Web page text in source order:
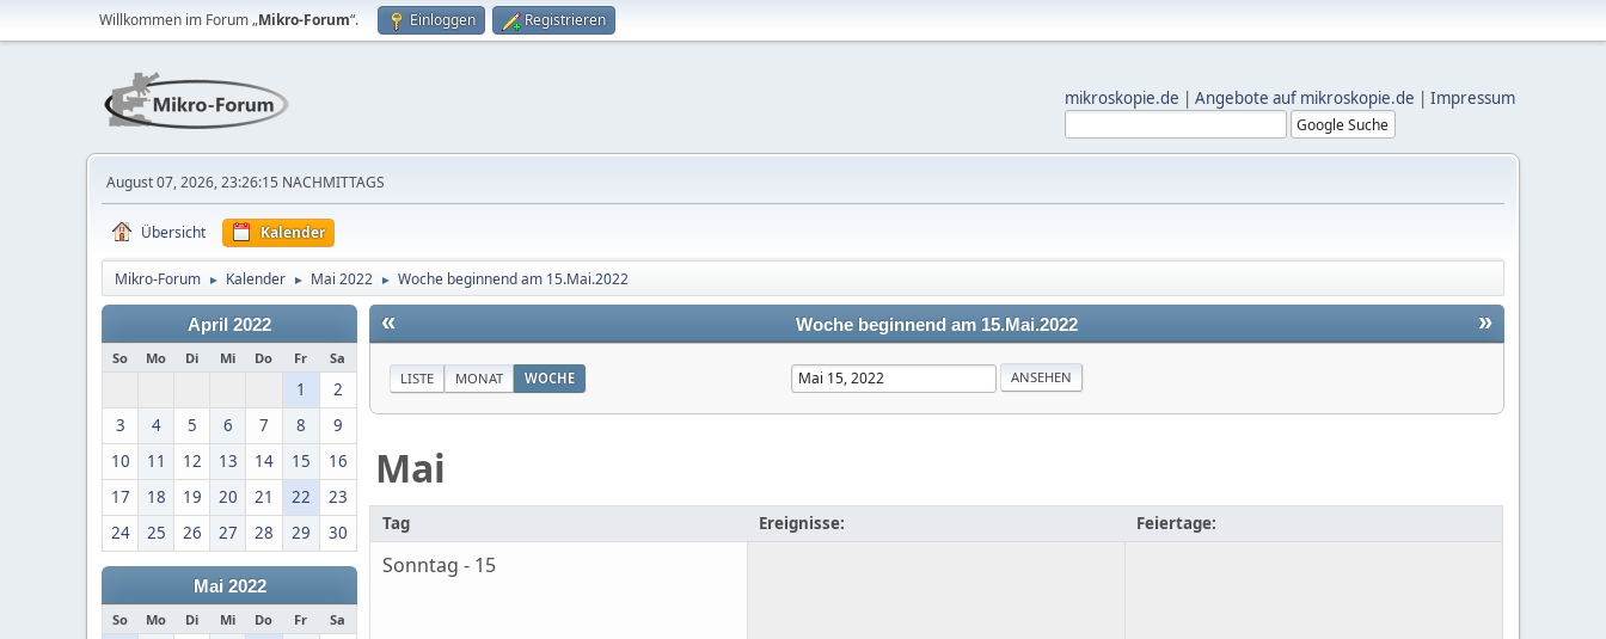
Willkommen im Forum „Mikro-Forum“. Einloggen Registrieren
mikroskopie.de | Angebote auf mikroskopie.de | Impressum
August 07, 2026, 23:26:15 NACHMITTAGS
Übersicht Kalender
Mikro-Forum ► Kalender ► Mai 2022 ► Woche beginnend am 15.Mai.2022
April 2022
So Mo Di Mi Do Fr Sa
1
2
3
4 5 6 7 8
9
10
11 12 13 14 15
16
17
18 19 20 21 22
23
24
25 26 27 28 29 30
Mai 2022
So Mo Di Mi Do Fr Sa
« »
Woche beginnend am 15.Mai.2022
LISTE MONAT WOCHE
Mai
Tag Ereignisse: Feiertage:
Sonntag - 15